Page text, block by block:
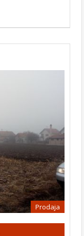
Prodaja